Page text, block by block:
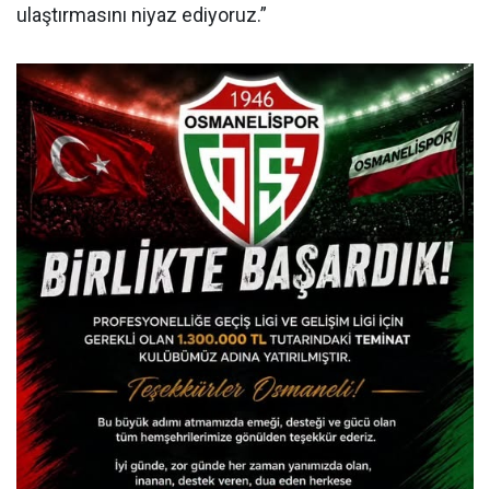
ulaştırmasını niyaz ediyoruz.”